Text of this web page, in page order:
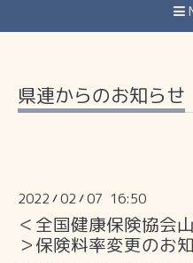
県連からのお知らせ
2022 /02 /07 16:50
＜全国健康保険協会
＞保険料率変更のお